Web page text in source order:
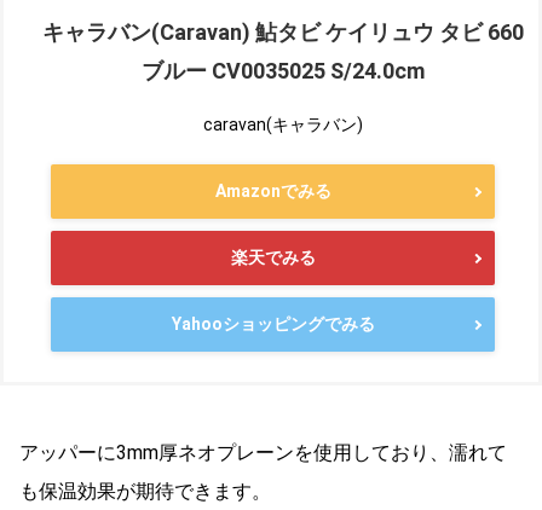
キャラバン(Caravan) 鮎タビ ケイリュウ タビ 660
ブルー CV0035025 S/24.0cm
caravan(キャラバン)
Amazonでみる
楽天でみる
Yahooショッピングでみる
アッパーに3mm厚ネオプレーンを使用しており、濡れて
も保温効果が期待できます。